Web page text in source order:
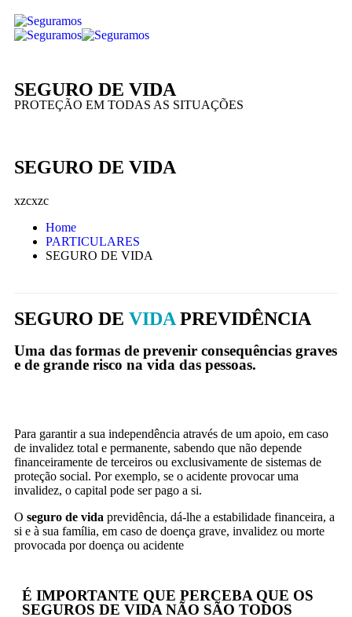
SEGURO DE VIDA
PROTEÇÃO EM TODAS AS SITUAÇÕES
SEGURO DE VIDA
xzcxzc
Home
PARTICULARES
SEGURO DE VIDA
SEGURO DE VIDA PREVIDÊNCIA
Uma das formas de prevenir consequências graves
e de grande risco na vida das pessoas.
Para garantir a sua independência através de um apoio, em caso
de invalidez total e permanente, sabendo que não depende
financeiramente de terceiros ou exclusivamente de sistemas de
proteção social. Por exemplo, se o acidente provocar uma
invalidez, o capital pode ser pago a si.
O seguro de vida previdência, dá-lhe a estabilidade financeira, a
si e à sua família, em caso de doença grave, invalidez ou morte
provocada por doença ou acidente
É IMPORTANTE QUE PERCEBA QUE OS
SEGUROS DE VIDA NÃO SÃO TODOS